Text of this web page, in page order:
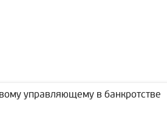
управляющему в банкротстве